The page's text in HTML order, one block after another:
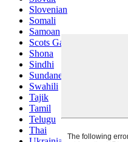
Slovenian
Somali
Samoan
Scots Gaelic
Shona
Sindhi
Sundanese
Swahili
Tajik
Tamil
Telugu
Thai